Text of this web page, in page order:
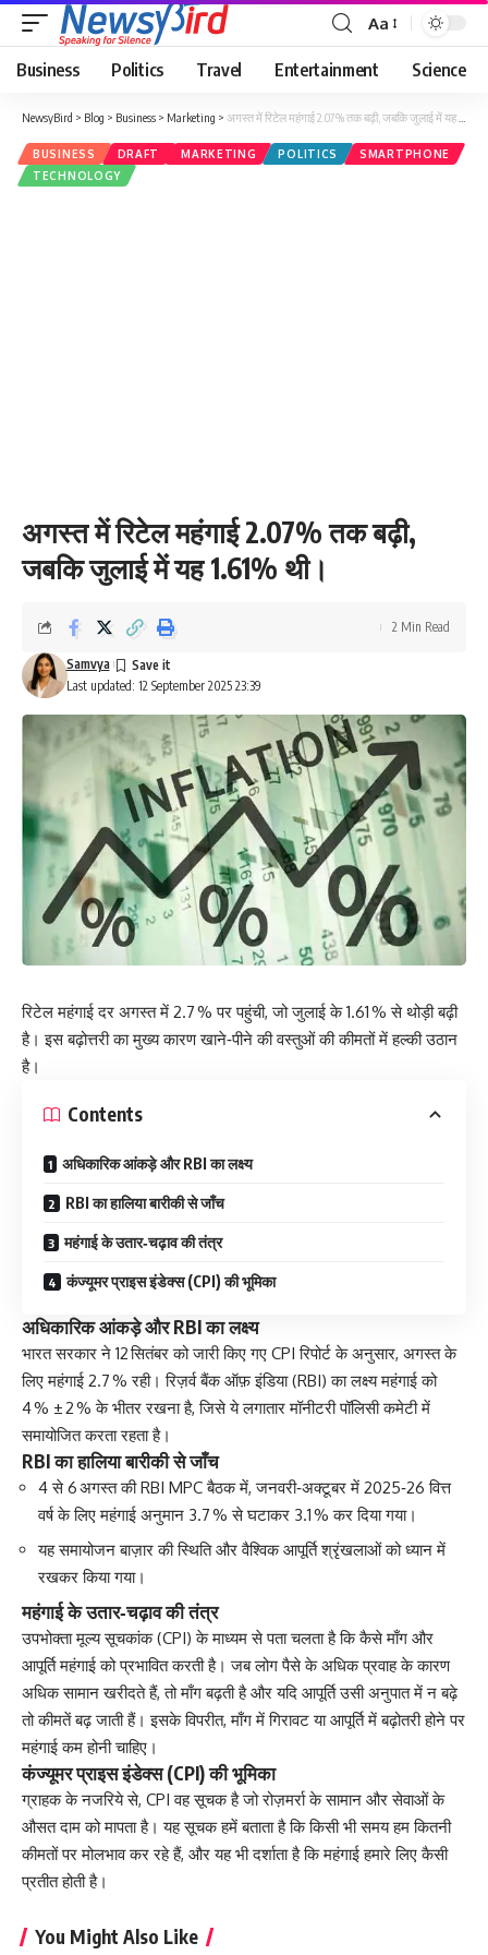
Aa
Business Politics Travel Entertainment Science
NewsyBird > Blog > Business > Marketing > अगस्त में रिटेल महंगाई 2.07% तक बढ़ी, जबकि जुलाई में यह 1.61% थी।
BUSINESS DRAFT MARKETING POLITICS
SMARTPHONE
TECHNOLOGY
अगस्त में रिटेल महंगाई 2.07% तक बढ़ी,
जबकि जुलाई में यह 1.61% थी।
Last updated: 12 September 2025 23:39
Samvya
2 Min Read
रिटेल महंगाई दर अगस्त में 2.7 % पर पहुंची, जो जुलाई के 1.61 % से थोड़ी बढ़ी
है। इस बढ़ोत्तरी का मुख्य कारण खाने‑पीने की वस्तुओं की कीमतों में हल्की उठान
है।
Contents
अधिकारिक आंकड़े और RBI का लक्ष्य
RBI का हालिया बारीकी से जाँच
महंगाई के उतार‑चढ़ाव की तंत्र
कंज्यूमर प्राइस इंडेक्स (CPI) की भूमिका
अधिकारिक आंकड़े और RBI का लक्ष्य
भारत सरकार ने 12 सितंबर को जारी किए गए CPI रिपोर्ट के अनुसार, अगस्त के
लिए महंगाई 2.7 % रही। रिज़र्व बैंक ऑफ़ इंडिया (RBI) का लक्ष्य महंगाई को
4 % ± 2 % के भीतर रखना है, जिसे ये लगातार मॉनीटरी पॉलिसी कमेटी में
समायोजित करता रहता है।
RBI का हालिया बारीकी से जाँच
4 से 6 अगस्त की RBI MPC बैठक में, जनवरी‑अक्टूबर में 2025‑26 वित्त
वर्ष के लिए महंगाई अनुमान 3.7 % से घटाकर 3.1 % कर दिया गया।
यह समायोजन बाज़ार की स्थिति और वैश्विक आपूर्ति श्रृंखलाओं को ध्यान में
रखकर किया गया।
महंगाई के उतार‑चढ़ाव की तंत्र
उपभोक्ता मूल्य सूचकांक (CPI) के माध्यम से पता चलता है कि कैसे माँग और
आपूर्ति महंगाई को प्रभावित करती है। जब लोग पैसे के अधिक प्रवाह के कारण
अधिक सामान खरीदते हैं, तो माँग बढ़ती है और यदि आपूर्ति उसी अनुपात में न बढ़े
तो कीमतें बढ़ जाती हैं। इसके विपरीत, माँग में गिरावट या आपूर्ति में बढ़ोतरी होने पर
महंगाई कम होनी चाहिए।
कंज्यूमर प्राइस इंडेक्स (CPI) की भूमिका
ग्राहक के नजरिये से, CPI वह सूचक है जो रोज़मर्रा के सामान और सेवाओं के
औसत दाम को मापता है। यह सूचक हमें बताता है कि किसी भी समय हम कितनी
कीमतों पर मोलभाव कर रहे हैं, और यह भी दर्शाता है कि महंगाई हमारे लिए कैसी
प्रतीत होती है।
You Might Also Like